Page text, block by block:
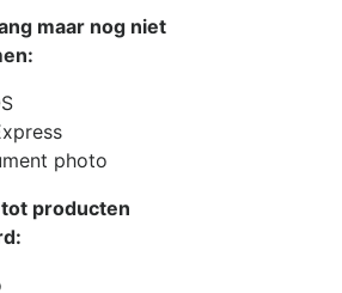
maar nog niet
photo
producten